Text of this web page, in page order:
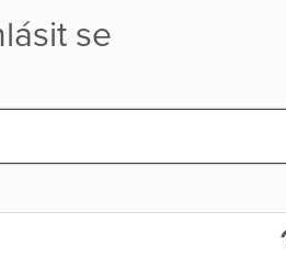
se